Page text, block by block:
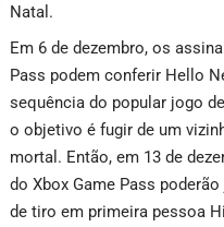
Natal.
Em 6 de dezembro, os
Pass podem conferir Hello
sequência do popular jogo
o objetivo é fugir de um
mortal. Então, em 13 de
do Xbox Game Pass
de tiro em primeira pessoa